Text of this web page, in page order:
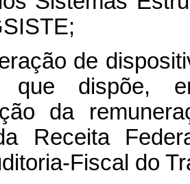
de
que dispõe,
da
Receita
Fiscal do